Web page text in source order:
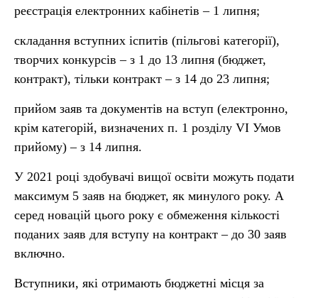
реєстрація електронних кабінетів – 1 липня;
складання вступних іспитів (пільгові категорії),
творчих конкурсів – з 1 до 13 липня (бюджет,
контракт), тільки контракт – з 14 до 23 липня;
прийом заяв та документів на вступ (електронно,
крім категорій, визначених п. 1 розділу VI Умов
прийому) – з 14 липня.
У 2021 році здобувачі вищої освіти можуть подати
максимум 5 заяв на бюджет, як минулого року. А
серед новацій цього року є обмеження кількості
поданих заяв для вступу на контракт – до 30 заяв
включно.
Вступники, які отримають бюджетні місця за